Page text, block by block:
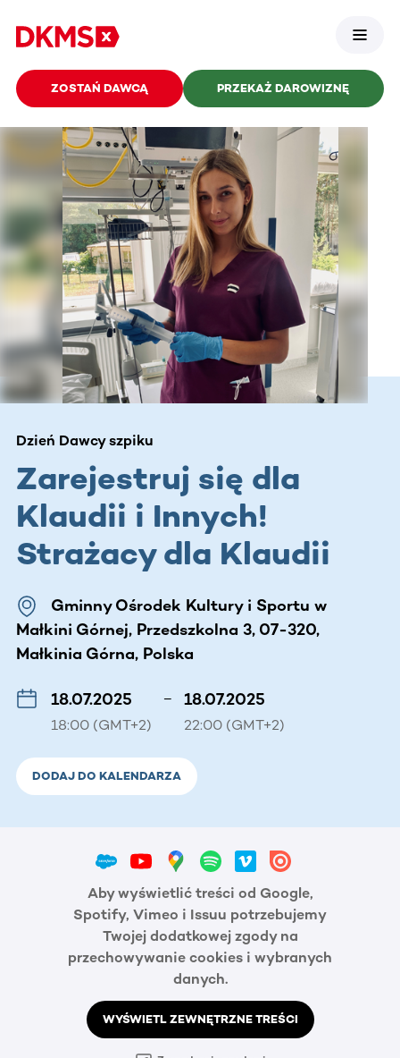
ZOSTAŃ DAWCĄ PRZEKAŻ DAROWIZNĘ
Dzień Dawcy szpiku
Zarejestruj się dla
Klaudii i Innych!
Strażacy dla Klaudii
Gminny Ośrodek Kultury i Sportu w
Małkini Górnej, Przedszkolna 3, 07-320,
Małkinia Górna, Polska
18.07.2025
18:00 (GMT+2)
– 18.07.2025
22:00 (GMT+2)
DODAJ DO KALENDARZA
Aby wyświetlić treści od Google,
Spotify, Vimeo i Issuu potrzebujemy
Twojej dodatkowej zgody na
przechowywanie cookies i wybranych
danych.
WYŚWIETL ZEWNĘTRZNE TREŚCI